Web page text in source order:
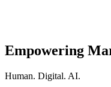
Empowering
Human. Digital. AI.